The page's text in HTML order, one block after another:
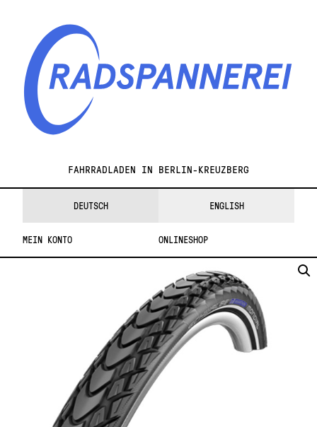
navigation
RadspannereiFAHRRADLADEN IN BERLIN-KREUZBERG
DEUTSCH ENGLISH
MEIN KONTO ONLINESHOP